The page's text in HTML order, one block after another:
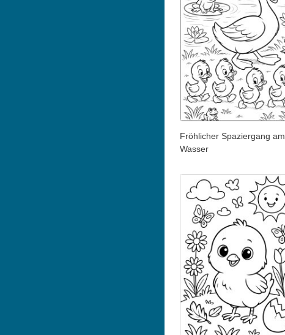
Fröhlicher Spaziergang am
Wasser